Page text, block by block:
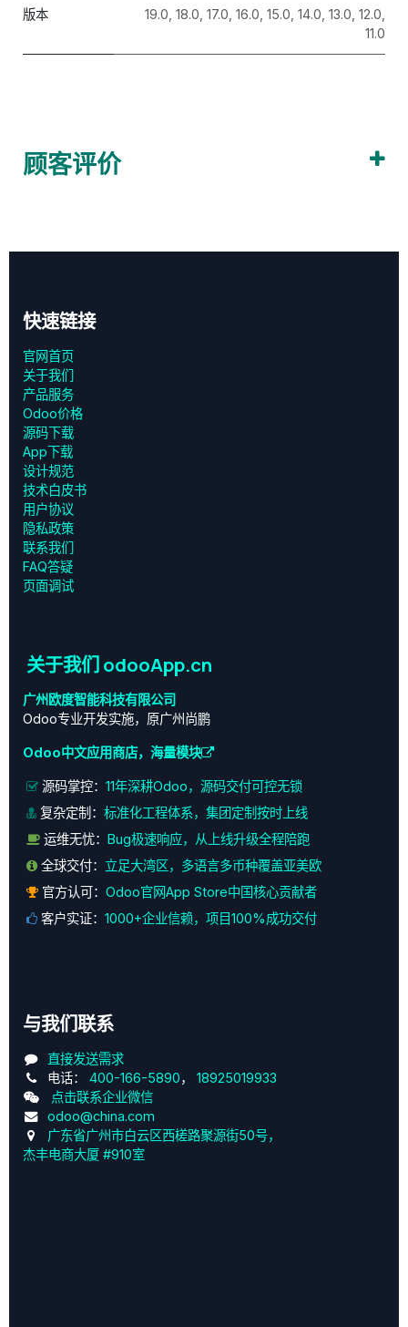
版本 19.0 18.0 17.0 16.0 15.0 14.0 13.0 12.0
11.0
顾客评价
快速链接
官网首页
关于我们
产品服务
Odoo价格
源码下载
App下载
设计规范
技术白皮书
用户协议
‎隐私政策‎
联系我们
FAQ答疑
页面调试
关于我们 odooApp.cn
广州欧度智能科技有限公司
Odoo专业开发实施，原广州尚鹏
Odoo中文应用商店，海量模块
源码掌控： 11年深耕Odoo，源码交付可控无锁
复杂定制： 标准化工程体系，集团定制按时上线
运维无忧： Bug极速响应，从上线升级全程陪跑
全球交付： 立足大湾区，多语言多币种覆盖亚美欧
官方认可： Odoo官网App Store中国核心贡献者
客户实证： 1000+企业信赖，项目100%成功交付
与我们联系
直接发送需求
电话： 400-166-5890， 18925019933
点击联系企业微信
odoo@china.com
广东省广州市白云区西槎路聚源街50号，
杰丰电商大厦 #910室